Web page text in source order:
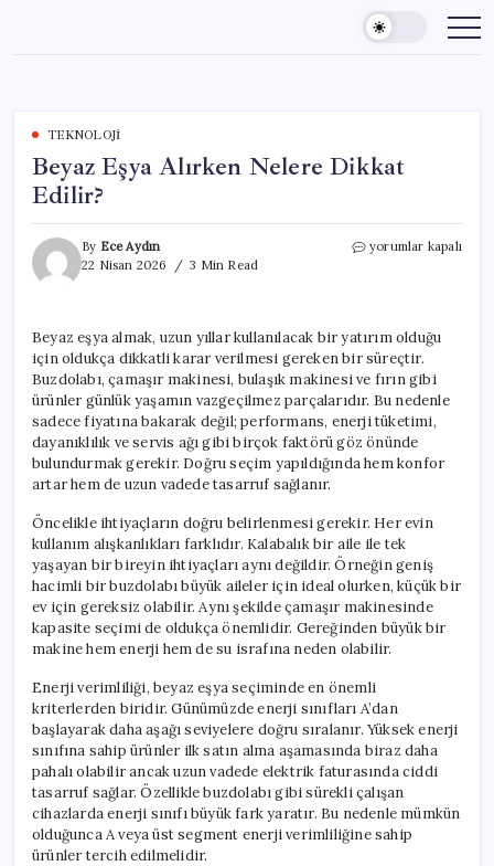
content
TEKNOLOJI
Beyaz Eşya Alırken Nelere Dikkat
Edilir?
By Ece Aydın
22 Nisan 2026
3 Min Read
Beyaz
Edilir?
için
yorumlar kapalı
Beyaz eşya almak, uzun yıllar kullanılacak bir yatırım olduğu
için oldukça dikkatli karar verilmesi gereken bir süreçtir.
Buzdolabı, çamaşır makinesi, bulaşık makinesi ve fırın gibi
ürünler günlük yaşamın vazgeçilmez parçalarıdır. Bu nedenle
sadece fiyatına bakarak değil; performans, enerji tüketimi,
dayanıklılık ve servis ağı gibi birçok faktörü göz önünde
bulundurmak gerekir. Doğru seçim yapıldığında hem konfor
artar hem de uzun vadede tasarruf sağlanır.
Öncelikle ihtiyaçların doğru belirlenmesi gerekir. Her evin
kullanım alışkanlıkları farklıdır. Kalabalık bir aile ile tek
yaşayan bir bireyin ihtiyaçları aynı değildir. Örneğin geniş
hacimli bir buzdolabı büyük aileler için ideal olurken, küçük bir
ev için gereksiz olabilir. Aynı şekilde çamaşır makinesinde
kapasite seçimi de oldukça önemlidir. Gereğinden büyük bir
makine hem enerji hem de su israfına neden olabilir.
Enerji verimliliği, beyaz eşya seçiminde en önemli
kriterlerden biridir. Günümüzde enerji sınıfları A’dan
başlayarak daha aşağı seviyelere doğru sıralanır. Yüksek enerji
sınıfına sahip ürünler ilk satın alma aşamasında biraz daha
pahalı olabilir ancak uzun vadede elektrik faturasında ciddi
tasarruf sağlar. Özellikle buzdolabı gibi sürekli çalışan
cihazlarda enerji sınıfı büyük fark yaratır. Bu nedenle mümkün
olduğunca A veya üst segment enerji verimliliğine sahip
ürünler tercih edilmelidir.